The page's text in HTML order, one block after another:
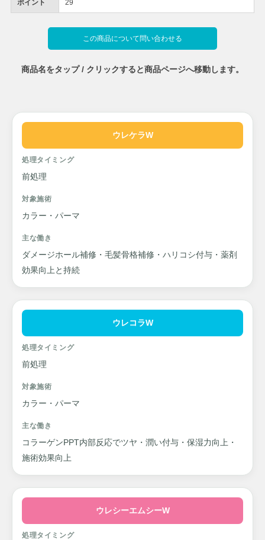
ポイント 29
この商品について問い合わせる
商品名をタップ / クリックすると商品ページへ移動します。
ウレケラW
処理タイミング
前処理
対象施術
カラー・パーマ
主な働き
ダメージホール補修・毛髪骨格補修・ハリコシ付与・薬剤
効果向上と持続
ウレコラW
処理タイミング
前処理
対象施術
カラー・パーマ
主な働き
コラーゲンPPT内部反応でツヤ・潤い付与・保湿力向上・
施術効果向上
ウレシーエムシーW
処理タイミング